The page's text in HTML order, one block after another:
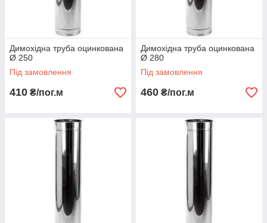
Димохідна труба оцинкована
Ø 250
Під замовлення
410 ₴/пог.м
Димохідна труба оцинкована
Ø 280
Під замовлення
460 ₴/пог.м